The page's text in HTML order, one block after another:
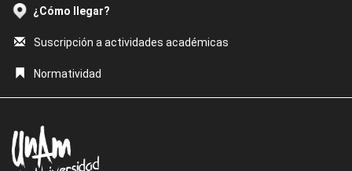
¿Cómo llegar?
Suscripción a actividades académicas
Normatividad